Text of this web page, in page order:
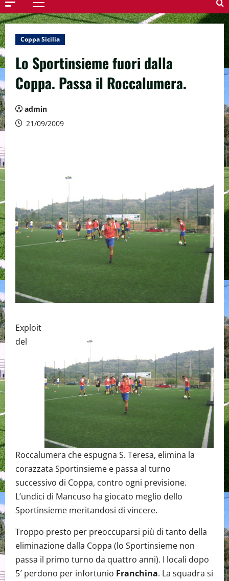
Menu
principale
Coppa Sicilia
Lo Sportinsieme fuori dalla
Coppa. Passa il Roccalumera.
admin
21/09/2009
Exploit
del
Roccalumera che espugna S. Teresa, elimina la
corazzata Sportinsieme e passa al turno
successivo di Coppa, contro ogni previsione.
L’undici di Mancuso ha giocato meglio dello
Sportinsieme meritandosi di vincere.
Troppo presto per preoccuparsi più di tanto della
eliminazione dalla Coppa (lo Sportinsieme non
passa il primo turno da quattro anni). I locali dopo
5′ perdono per infortunio Franchina. La squadra si